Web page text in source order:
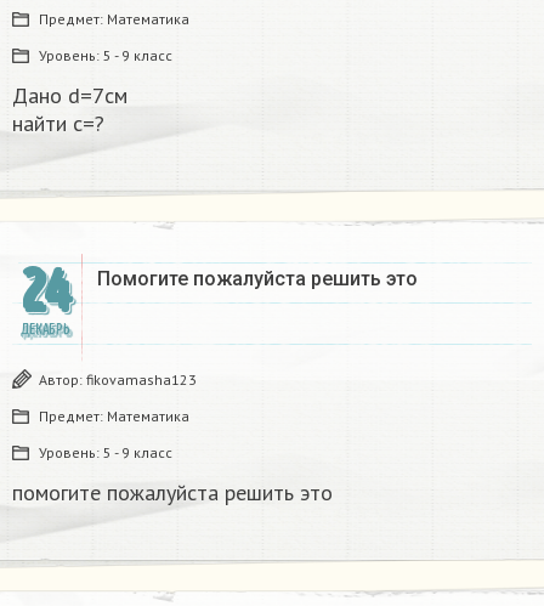
Предмет: Математика
Уровень: 5 - 9 класс
Дано d=7см
найти с=?​
24
ДЕКАБРЬ
Помогите пожалуйста решить это
Автор: fikovamasha123
Предмет: Математика
Уровень: 5 - 9 класс
помогите пожалуйста решить это